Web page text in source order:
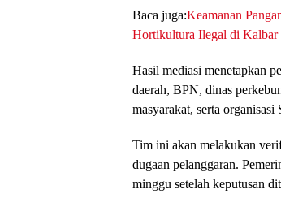
Baca juga:Keamanan
Hortikultura Ilegal di Kalbar
Hasil mediasi menetapkan
daerah, BPN, dinas
masyarakat, serta
Tim ini akan melakukan
dugaan pelanggaran.
minggu setelah keputusan